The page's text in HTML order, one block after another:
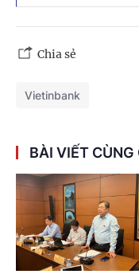
Chia sẻ
Vietinbank
BÀI VIẾT